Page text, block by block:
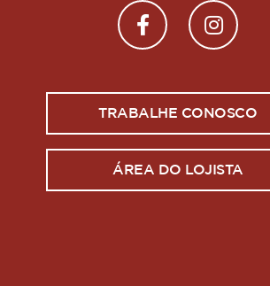
TRABALHE CONOSCO
ÁREA DO LOJISTA